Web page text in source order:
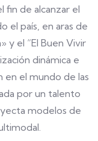
de alcanzar el
el país, en aras de
y el “El Buen Vivir
dinámica e
en el mundo de las
por un talento
modelos de